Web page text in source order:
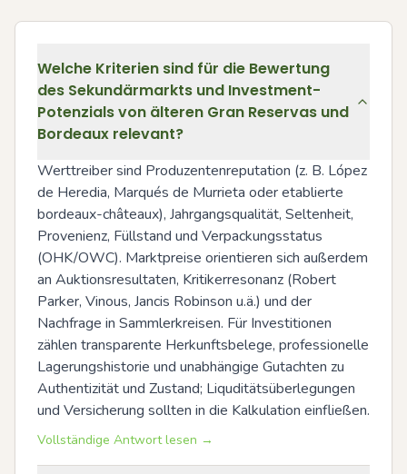
Welche Kriterien sind für die Bewertung
des Sekundärmarkts und Investment-
Potenzials von älteren Gran Reservas und
Bordeaux relevant?
Werttreiber sind Produzentenreputation (z. B. López
de Heredia, Marqués de Murrieta oder etablierte
bordeaux-châteaux), Jahrgangsqualität, Seltenheit,
Provenienz, Füllstand und Verpackungsstatus
(OHK/OWC). Marktpreise orientieren sich außerdem
an Auktionsresultaten, Kritikerresonanz (Robert
Parker, Vinous, Jancis Robinson u.ä.) und der
Nachfrage in Sammlerkreisen. Für Investitionen
zählen transparente Herkunftsbelege, professionelle
Lagerungshistorie und unabhängige Gutachten zu
Authentizität und Zustand; Liquditätsüberlegungen
und Versicherung sollten in die Kalkulation einfließen.
Vollständige Antwort lesen →